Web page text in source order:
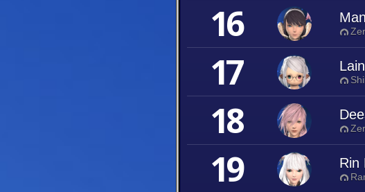
16
17
18
19 Rin